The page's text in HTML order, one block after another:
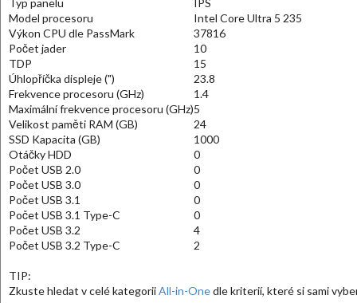
Typ panelu
IPS
Model procesoru
Intel Core Ultra 5 235
Výkon CPU dle PassMark
37816
Počet jader
10
TDP
15
Úhlopříčka displeje (")
23.8
Frekvence procesoru (GHz)
1.4
Maximální frekvence procesoru (GHz)5
Velikost paměti RAM (GB)
24
SSD Kapacita (GB)
1000
Otáčky HDD
0
Počet USB 2.0
0
Počet USB 3.0
0
Počet USB 3.1
0
Počet USB 3.1 Type-C
0
Počet USB 3.2
4
Počet USB 3.2 Type-C
2
TIP:
Zkuste hledat v celé kategoriiAll-in-Onedle kriterií, které si sami